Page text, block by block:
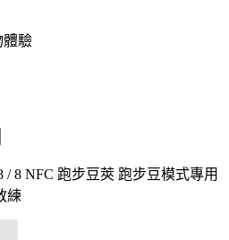
體驗
/ 8 NFC 跑步豆莢 跑步豆模式專用
練